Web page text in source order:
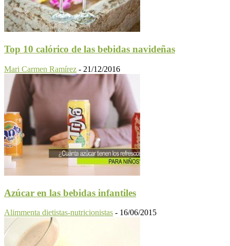
Top 10 calórico de las bebidas navideñas
Mari Carmen Ramírez - 21/12/2016
Azúcar en las bebidas infantiles
Alimmenta dietistas-nutricionistas - 16/06/2015